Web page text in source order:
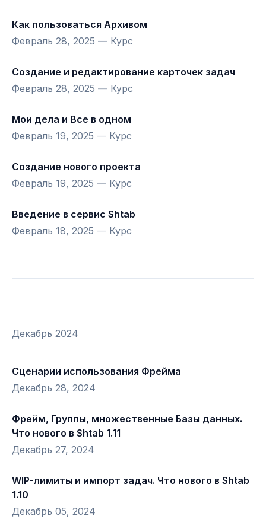
Как пользоваться Архивом
Февраль 28, 2025 — Курс
Создание и редактирование карточек задач
Февраль 28, 2025 — Курс
Мои дела и Все в одном
Февраль 19, 2025 — Курс
Создание нового проекта
Февраль 19, 2025 — Курс
Введение в сервис Shtab
Февраль 18, 2025 — Курс
Декабрь 2024
Сценарии использования Фрейма
Декабрь 28, 2024
Фрейм, Группы, множественные Базы данных.
Что нового в Shtab 1.11
Декабрь 27, 2024
WIP-лимиты и импорт задач. Что нового в Shtab
1.10
Декабрь 05, 2024